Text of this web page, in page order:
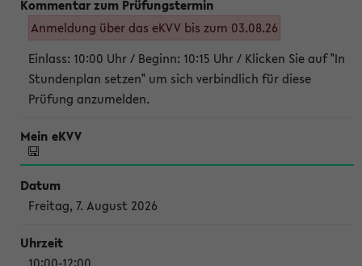
Anmeldung über das eKVV bis zum 03.08.26
Einlass: 10:00 Uhr / Beginn: 10:15 Uhr / Klicken Sie auf "In
Stundenplan setzen" um sich verbindlich für diese
Prüfung anzumelden.
Freitag, 7. August 2026